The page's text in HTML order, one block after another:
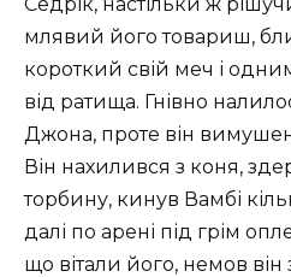
млявий його товариш,
короткий свій меч і
від ратища. Гнівно
Джона, проте він
Він нахилився з коня,
торбину, кинув Вамбі
далі по арені під грім
що вітали його, немов